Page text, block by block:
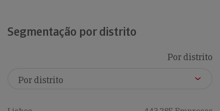
Segmentação por distrito
Por distrito